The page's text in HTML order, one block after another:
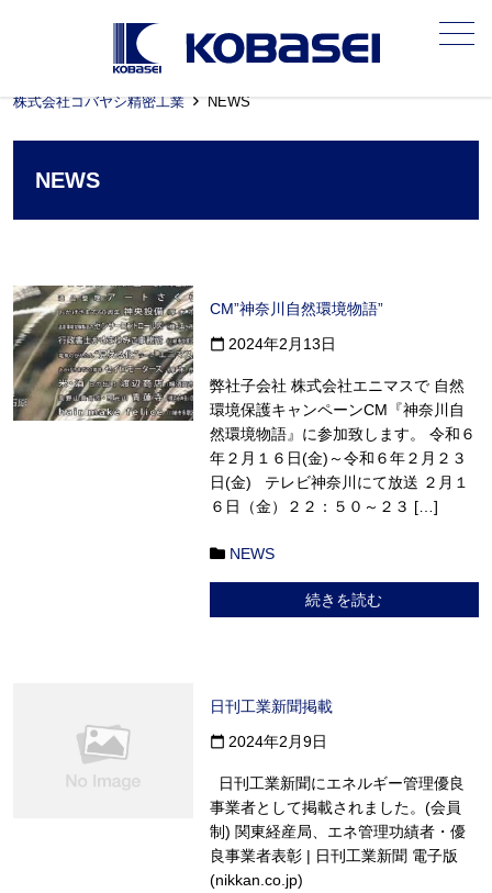
メニュー
株式会社コバヤシ精密工業 NEWS
NEWS
CM”神奈川自然環境物語”
calendar_today 2024年2月13日
弊社子会社 株式会社エニマスで 自然
環境保護キャンペーンCM『神奈川自
然環境物語』に参加致します。 令和６
年２月１６日(金)～令和６年２月２３
日(金) テレビ神奈川にて放送 ２月１
６日（金）２２：５０～２３ […]
NEWS
続きを読む
日刊工業新聞掲載
calendar_today 2024年2月9日
日刊工業新聞にエネルギー管理優良
事業者として掲載されました。(会員
制) 関東経産局、エネ管理功績者・優
良事業者表彰 | 日刊工業新聞 電子版
(nikkan.co.jp)